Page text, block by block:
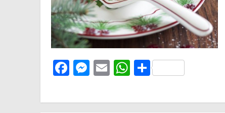
Facebook
Messenger
EmailWhatsApp
Share